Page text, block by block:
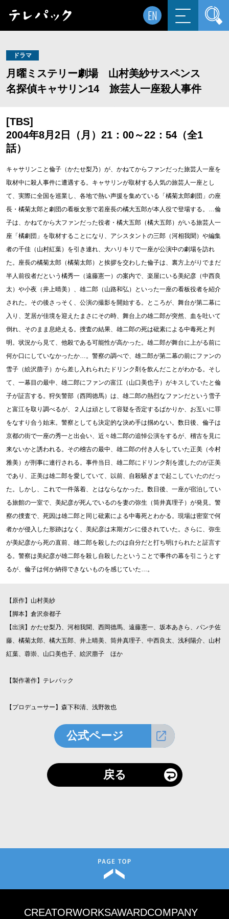
EN
ドラマ
月曜ミステリー劇場 山村美紗サスペンス
名探偵キャサリン14 旅芸人一座殺人事件
[TBS]
2004年8月2日（月）21：00～22：54（全1
話）
キャサリンこと倫子（かたせ梨乃）が、かねてからファンだった旅芸人一座を
取材中に殺人事件に遭遇する。キャサリンが取材する人気の旅芸人一座とし
て、実際に全国を巡業し、各地で熱い声援を集めている「橘菊太郎劇団」の座
長・橘菊太郎と劇団の看板女形で若座長の橘大五郎が本人役で登場する。…倫
子は、かねてから大ファンだった役者・橘大五郎（橘大五郎）がいる旅芸人一
座「橘劇団」を取材することになり、アシスタントの三郎（河相我聞）や編集
者の千佳（山村紅葉）を引き連れ、大ハリキリで一座が公演中の劇場を訪れ
た。座長の橘菊太郎（橘菊太郎）と挨拶を交わした倫子は、裏方上がりでまだ
半人前役者だという橘秀一（遠藤憲一）の案内で、楽屋にいる美紀彦（中西良
太）や小夜（井上晴美）、雄二郎（山路和弘）といった一座の看板役者を紹介
された。その後さっそく、公演の撮影を開始する。ところが、舞台が第二幕に
入り、芝居が佳境を迎えたまさにその時、舞台上の雄二郎が突然、血を吐いて
倒れ、そのまま息絶える。捜査の結果、雄二郎の死は砒素による中毒死と判
明。状況から見て、他殺である可能性が高かった。雄二郎が舞台に上がる前に
何か口にしていなかったか…。警察の調べで、雄二郎が第二幕の前にファンの
雪子（絵沢萠子）から差し入れられたドリンク剤を飲んだことがわかる。そし
て、一幕目の最中、雄二郎にファンの富江（山口美也子）がキスしていたと倫
子が証言する。狩矢警部（西岡徳馬）は、雄二郎の熱烈なファンだという雪子
と富江を取り調べるが、２人は頑として容疑を否定するばかりか、お互いに罪
をなすり合う始末。警察としても決定的な決め手は掴めない。数日後、倫子は
京都の街で一座の秀一と出会い、近々雄二郎の追悼公演をするが、稽古を見に
来ないかと誘われる。その稽古の最中、雄二郎の付き人をしていた正美（今村
雅美）が刑事に連行される。事件当日、雄二郎にドリンク剤を渡したのが正美
であり、正美は雄二郎を愛していて、以前、自殺騒ぎまで起こしていたのだっ
た。しかし、これで一件落着、とはならなかった。数日後、一座が宿泊してい
る旅館の一室で、美紀彦が死んでいるのを妻の弥生（筒井真理子）が発見。警
察の捜査で、死因は雄二郎と同じ砒素による中毒死とわかる。現場は密室で何
者かが侵入した形跡はなく、美紀彦は末期ガンに侵されていた。さらに、弥生
が美紀彦から死の直前、雄二郎を殺したのは自分だと打ち明けられたと証言す
る。警察は美紀彦が雄二郎を殺し自殺したということで事件の幕を引こうとす
るが、倫子は何か納得できないものを感じていた…。
【原作】山村美紗
【脚本】倉沢奈都子
【出演】かたせ梨乃、河相我聞、西岡德馬、遠藤憲一、坂本あきら、パンチ佐
藤、橘菊太郎、橘大五郎、井上晴美、筒井真理子、中西良太、浅利陽介、山村
紅葉、蓉崇、山口美也子、絵沢萠子 ほか
【製作著作】テレパック
【プロデューサー】森下和清、浅野敦也
公式ページ
戻る
CREATORWORKSAWARDCOMPANY